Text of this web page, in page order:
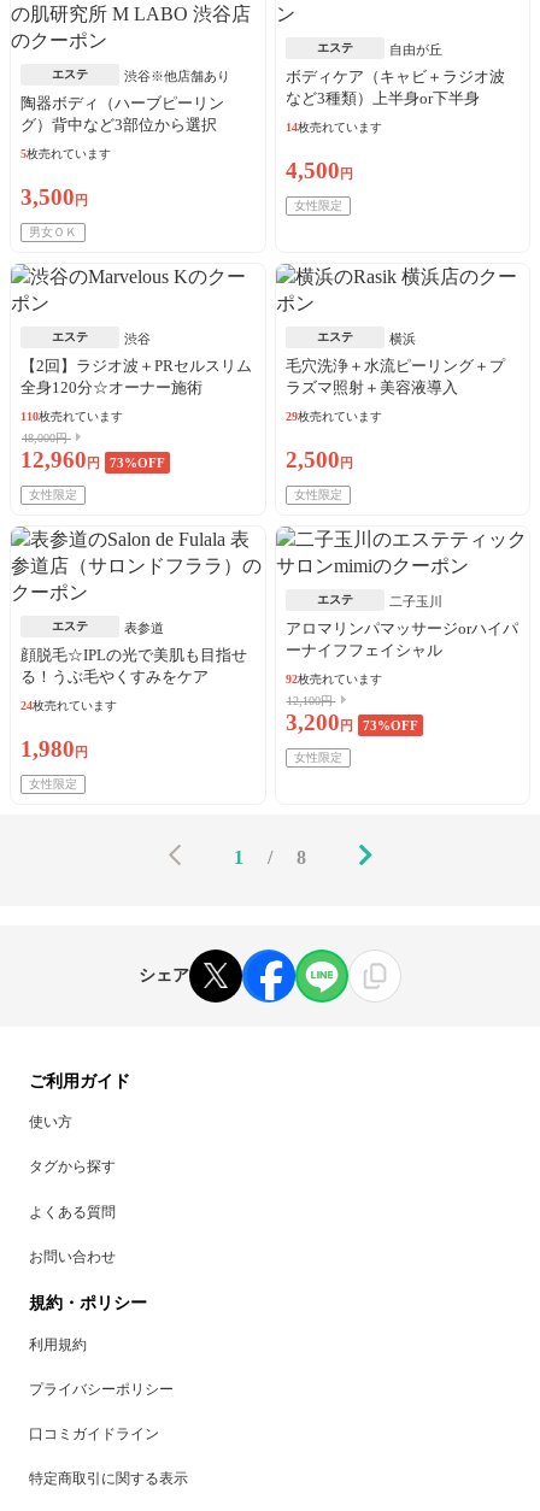
エステ 渋谷※他店舗あり
陶器ボディ（ハーブピーリン
グ）背中など3部位から選択
5枚売れています
3,500 円
男女ＯＫ
エステ 自由が丘
ボディケア（キャビ＋ラジオ波
など3種類）上半身or下半身
14枚売れています
4,500 円
女性限定
エステ 渋谷
【2回】ラジオ波＋PRセルスリム
全身120分☆オーナー施術
110枚売れています
48,000円
12,960 円 73%OFF
女性限定
エステ 横浜
毛穴洗浄＋水流ピーリング＋プ
ラズマ照射＋美容液導入
29枚売れています
2,500 円
女性限定
エステ 表参道
顔脱毛☆IPLの光で美肌も目指せ
る！うぶ毛やくすみをケア
24枚売れています
1,980 円
女性限定
エステ 二子玉川
アロマリンパマッサージorハイパ
ーナイフフェイシャル
92枚売れています
12,100円
3,200 円 73%OFF
女性限定
1 / 8
シェア
ご利用ガイド
使い方
タグから探す
よくある質問
お問い合わせ
規約・ポリシー
利用規約
プライバシーポリシー
口コミガイドライン
特定商取引に関する表示